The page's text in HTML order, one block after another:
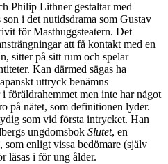
Philip Lithner gestaltar med
i det nutidsdrama som Gustav
för Masthuggsteatern. Det
att få kontakt med en
sitter på sitt rum och spelar
Kan därmed sägas ha
uttryck benämns
föräldrahemmet men inte har något
på nätet, som definitionen lyder.
som vid första intrycket. Han
ungdomsbok Slutet, en
enligt vissa bedömare (själv
läsas i för ung ålder.